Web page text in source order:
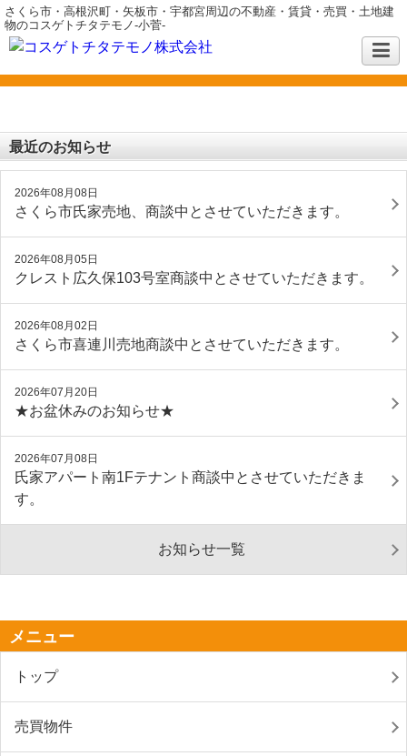
さくら市・高根沢町・矢板市・宇都宮周辺の不動産・賃貸・売買・土地建
物のコスゲトチタテモノ-小菅-
最近のお知らせ
2026年08月08日
さくら市氏家売地、商談中とさせていただきます。
2026年08月05日
クレスト広久保103号室商談中とさせていただきます。
2026年08月02日
さくら市喜連川売地商談中とさせていただきます。
2026年07月20日
★お盆休みのお知らせ★
2026年07月08日
氏家アパート南1Fテナント商談中とさせていただきま
す。
お知らせ一覧
メニュー
トップ
売買物件